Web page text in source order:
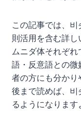
この記事では、
則活用を含む詳
ムニダ体それぞ
語・反意語との
者の方にも分か
後まで読めば、
るようになります